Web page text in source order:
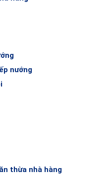
nướng
thừa nhà hàng